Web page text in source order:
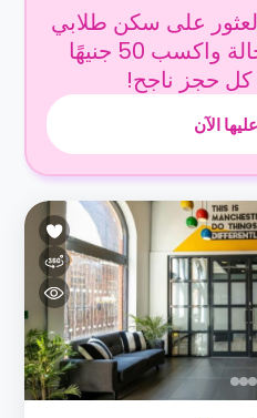
على سكن طلابي
يحبونه حقًا! قم بالإحالة واكسب 50 جنيهًا
كل حجز ناجح!
الآن